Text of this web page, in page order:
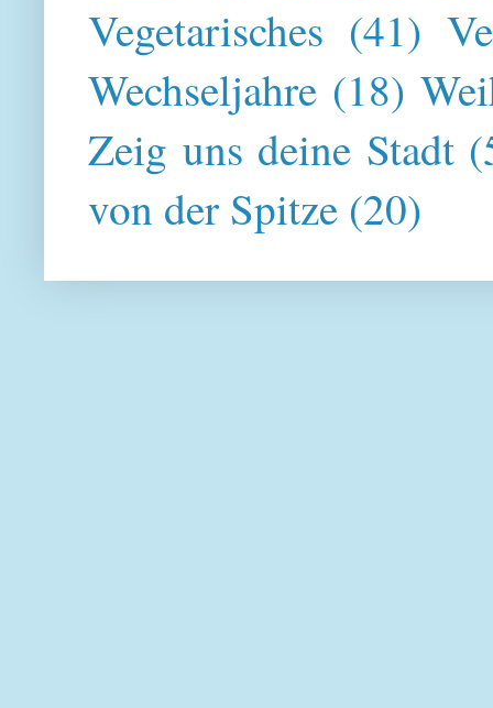
Vegetarisches (41)
Wechseljahre (18)
Zeig uns deine Stadt
von der Spitze (20)